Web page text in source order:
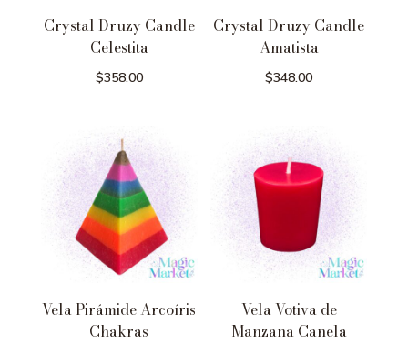
Crystal Druzy Candle
Celestita
$358.00
Crystal Druzy Candle
Amatista
$348.00
Vela Pirámide Arcoíris
Chakras
Vela Votiva de
Manzana Canela